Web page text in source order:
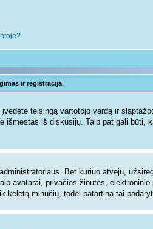
ir registracija
teisingą vartotojo vardą ir
iš diskusijų. Taip pat gali būti,
Bet kuriuo atveju,
avatarai, privačios žinutės,
keletą minučių, todėl patartina tai